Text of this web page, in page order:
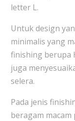
letter L.
Untuk design
minimalis yang
finishing berupa
juga
selera.
Pada jenis
beragam